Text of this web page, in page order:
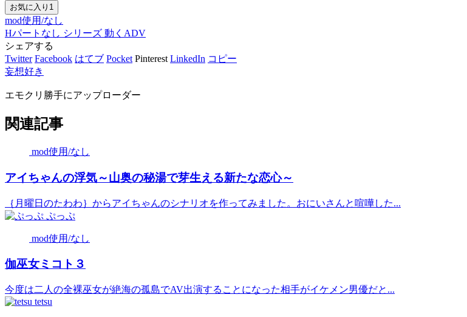
お気に入り 1
mod使用/なし
Hパートなし シリーズ 動くADV
シェアする
Twitter Facebook はてブ Pocket Pinterest LinkedIn コピー
妄想好き
エモクリ勝手にアップローダー
関連記事
mod使用/なし
アイちゃんの浮気～山奥の秘湯で芽生える新たな恋心～
｛月曜日のたわわ｝からアイちゃんのシナリオを作ってみました。おにいさんと喧嘩した...
ぷっぷ
mod使用/なし
伽巫女ミコト３
今度は二人の全裸巫女が絶海の孤島でAV出演することになった相手がイケメン男優だと...
tetsu